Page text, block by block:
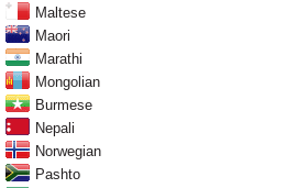
Maltese
Maori
Marathi
Mongolian
Burmese
Nepali
Norwegian
Pashto